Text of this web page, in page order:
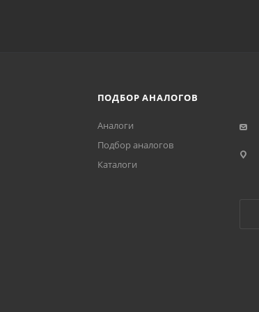
ПОДБОР АНАЛОГОВ
Аналоги
Подбор аналогов
Каталоги